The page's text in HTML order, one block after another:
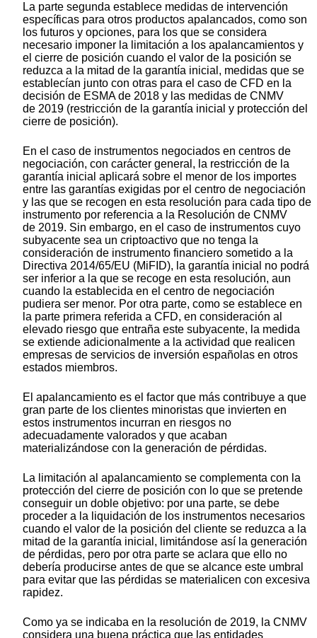
La parte segunda establece medidas de intervención
específicas para otros productos apalancados, como son
los futuros y opciones, para los que se considera
necesario imponer la limitación a los apalancamientos y
el cierre de posición cuando el valor de la posición se
reduzca a la mitad de la garantía inicial, medidas que se
establecían junto con otras para el caso de CFD en la
decisión de ESMA de 2018 y las medidas de CNMV
de 2019 (restricción de la garantía inicial y protección del
cierre de posición).
En el caso de instrumentos negociados en centros de
negociación, con carácter general, la restricción de la
garantía inicial aplicará sobre el menor de los importes
entre las garantías exigidas por el centro de negociación
y las que se recogen en esta resolución para cada tipo de
instrumento por referencia a la Resolución de CNMV
de 2019. Sin embargo, en el caso de instrumentos cuyo
subyacente sea un criptoactivo que no tenga la
consideración de instrumento financiero sometido a la
Directiva 2014/65/EU (MiFID), la garantía inicial no podrá
ser inferior a la que se recoge en esta resolución, aun
cuando la establecida en el centro de negociación
pudiera ser menor. Por otra parte, como se establece en
la parte primera referida a CFD, en consideración al
elevado riesgo que entraña este subyacente, la medida
se extiende adicionalmente a la actividad que realicen
empresas de servicios de inversión españolas en otros
estados miembros.
El apalancamiento es el factor que más contribuye a que
gran parte de los clientes minoristas que invierten en
estos instrumentos incurran en riesgos no
adecuadamente valorados y que acaban
materializándose con la generación de pérdidas.
La limitación al apalancamiento se complementa con la
protección del cierre de posición con lo que se pretende
conseguir un doble objetivo: por una parte, se debe
proceder a la liquidación de los instrumentos necesarios
cuando el valor de la posición del cliente se reduzca a la
mitad de la garantía inicial, limitándose así la generación
de pérdidas, pero por otra parte se aclara que ello no
debería producirse antes de que se alcance este umbral
para evitar que las pérdidas se materialicen con excesiva
rapidez.
Como ya se indicaba en la resolución de 2019, la CNMV
considera una buena práctica que las entidades